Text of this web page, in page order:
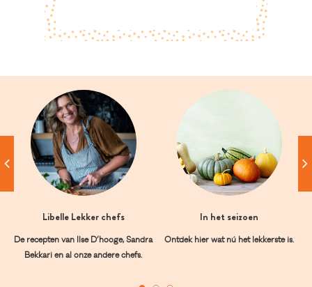
Libelle Lekker chefs
De recepten van Ilse D’hooge, Sandra
Bekkari en al onze andere chefs.
In het seizoen
Ontdek hier wat nú het lekkerste is.